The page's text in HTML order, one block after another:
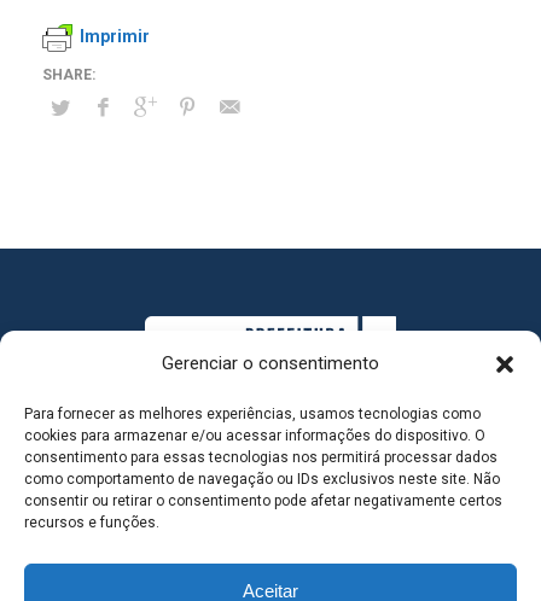
Gerenciar o consentimento
Para fornecer as melhores experiências, usamos tecnologias como
cookies para armazenar e/ou acessar informações do dispositivo. O
consentimento para essas tecnologias nos permitirá processar dados
como comportamento de navegação ou IDs exclusivos neste site. Não
consentir ou retirar o consentimento pode afetar negativamente certos
recursos e funções.
Aceitar
Imprimir
MAPA DO SITE